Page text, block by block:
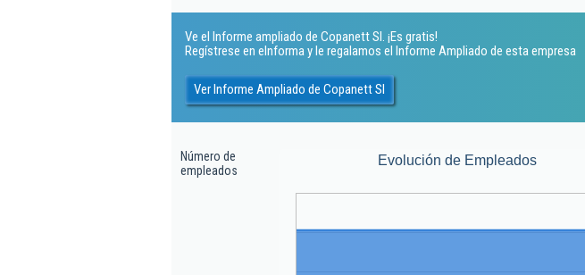
Ve el Informe ampliado de Copanett Sl. ¡Es gratis!
Regístrese en eInforma y le regalamos el Informe Ampliado de esta empresa
Ver Informe Ampliado de Copanett Sl
Número de
empleados
Evolución de Empleados